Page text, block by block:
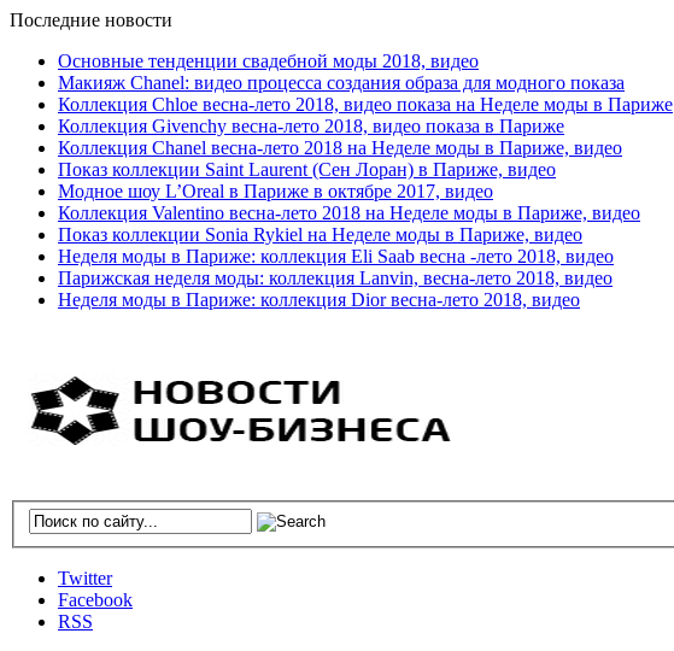
Последние новости
Основные тенденции свадебной моды 2018, видео
Макияж Chanel: видео процесса создания образа для модного показа
Коллекция Chloe весна-лето 2018, видео показа на Неделе моды в Париже
Коллекция Givenchy весна-лето 2018, видео показа в Париже
Коллекция Chanel весна-лето 2018 на Неделе моды в Париже, видео
Показ коллекции Saint Laurent (Сен Лоран) в Париже, видео
Модное шоу L’Oreal в Париже в октябре 2017, видео
Коллекция Valentino весна-лето 2018 на Неделе моды в Париже, видео
Показ коллекции Sonia Rykiel на Неделе моды в Париже, видео
Неделя моды в Париже: коллекция Eli Saab весна -лето 2018, видео
Парижская неделя моды: коллекция Lanvin, весна-лето 2018, видео
Неделя моды в Париже: коллекция Dior весна-лето 2018, видео
Twitter
Facebook
RSS